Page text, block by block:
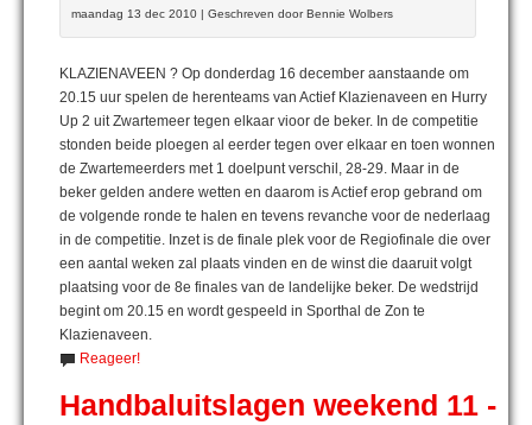
maandag 13 dec 2010 | Geschreven door Bennie Wolbers
KLAZIENAVEEN ? Op donderdag 16 december aanstaande om
20.15 uur spelen de herenteams van Actief Klazienaveen en Hurry
Up 2 uit Zwartemeer tegen elkaar vioor de beker. In de competitie
stonden beide ploegen al eerder tegen over elkaar en toen wonnen
de Zwartemeerders met 1 doelpunt verschil, 28-29. Maar in de
beker gelden andere wetten en daarom is Actief erop gebrand om
de volgende ronde te halen en tevens revanche voor de nederlaag
in de competitie. Inzet is de finale plek voor de Regiofinale die over
een aantal weken zal plaats vinden en de winst die daaruit volgt
plaatsing voor de 8e finales van de landelijke beker. De wedstrijd
begint om 20.15 en wordt gespeeld in Sporthal de Zon te
Klazienaveen.
Reageer!
Handbaluitslagen weekend 11 -